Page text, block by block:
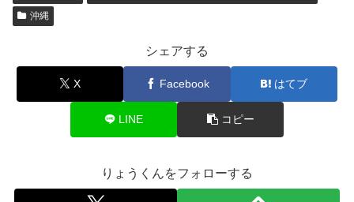
沖縄
シェアする
X Facebook はてブ
LINE コピー
りょうくんをフォローする